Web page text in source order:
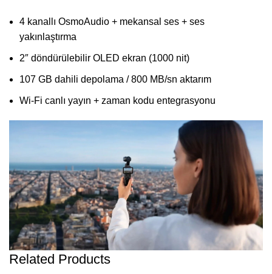
4 kanallı OsmoAudio + mekansal ses + ses
yakınlaştırma
2″ döndürülebilir OLED ekran (1000 nit)
107 GB dahili depolama / 800 MB/sn aktarım
Wi-Fi canlı yayın + zaman kodu entegrasyonu
Related Products